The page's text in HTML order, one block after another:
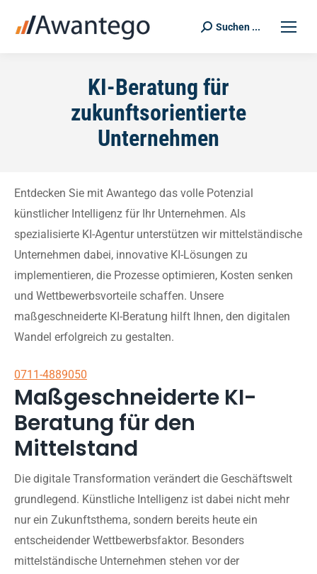
Search:
Suchen ...
KI-Beratung für
zukunftsorientierte
Unternehmen
Entdecken Sie mit Awantego das volle Potenzial
künstlicher Intelligenz für Ihr Unternehmen. Als
spezialisierte KI-Agentur unterstützen wir mittelständische
Unternehmen dabei, innovative KI-Lösungen zu
implementieren, die Prozesse optimieren, Kosten senken
und Wettbewerbsvorteile schaffen. Unsere
maßgeschneiderte KI-Beratung hilft Ihnen, den digitalen
Wandel erfolgreich zu gestalten.
0711-4889050
Maßgeschneiderte KI-
Beratung für den
Mittelstand
Die digitale Transformation verändert die Geschäftswelt
grundlegend. Künstliche Intelligenz ist dabei nicht mehr
nur ein Zukunftsthema, sondern bereits heute ein
entscheidender Wettbewerbsfaktor. Besonders
mittelständische Unternehmen stehen vor der